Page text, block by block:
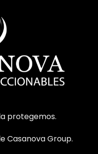
protegemos.
Casanova Group.